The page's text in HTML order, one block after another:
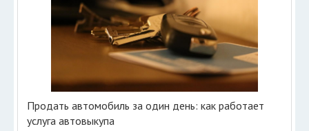
Продать автомобиль за один день: как работает
услуга автовыкупа